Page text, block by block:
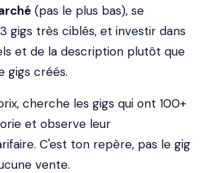
(pas le plus bas), se
gigs très ciblés, et investir dans
et de la description plutôt que
gigs créés.
cherche les gigs qui ont 100+
et observe leur
C'est ton repère, pas le gig
vente.